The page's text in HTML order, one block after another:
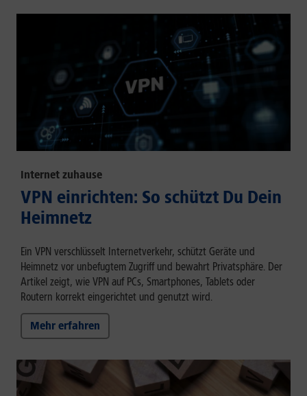
Internet zuhause
VPN einrichten: So schützt Du Dein
Heimnetz
Ein VPN verschlüsselt Internetverkehr, schützt Geräte und
Heimnetz vor unbefugtem Zugriff und bewahrt Privatsphäre. Der
Artikel zeigt, wie VPN auf PCs, Smartphones, Tablets oder
Routern korrekt eingerichtet und genutzt wird.
Mehr erfahren